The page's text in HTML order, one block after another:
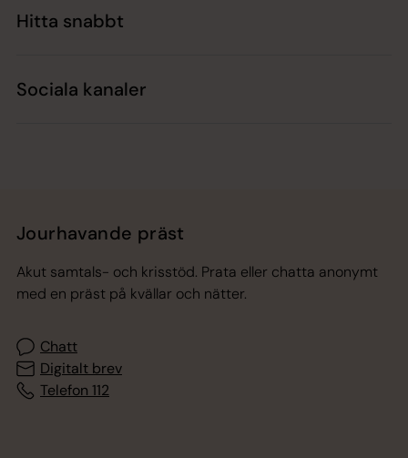
Hitta snabbt
Sociala kanaler
Jourhavande präst
Akut samtals- och krisstöd. Prata eller chatta anonymt
med en präst på kvällar och nätter.
Chatt
Digitalt brev
Telefon 112